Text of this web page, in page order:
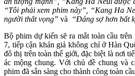
“Tôi phải xem phim này”, “Kang Ha
người thất vọng” và
“Đáng sợ hơn bất
Bộ phim dự kiến ​​sẽ ra mắt toàn cầu
7, tiếp cận khán giả không chỉ ở Hàn
đô thị trên toàn thế giới, đặc biệt là nơi
ác mộng chung. Với chủ đề chung và
phim đã sẵn sàng cho thành công toàn